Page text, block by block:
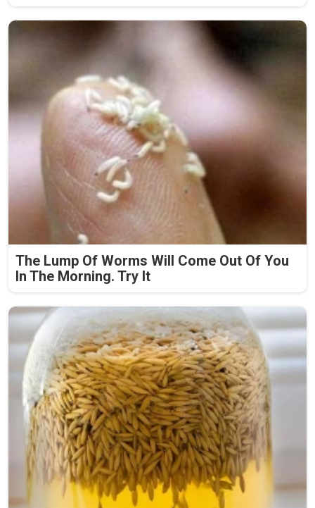
The Lump Of Worms Will Come Out Of You
In The Morning. Try It